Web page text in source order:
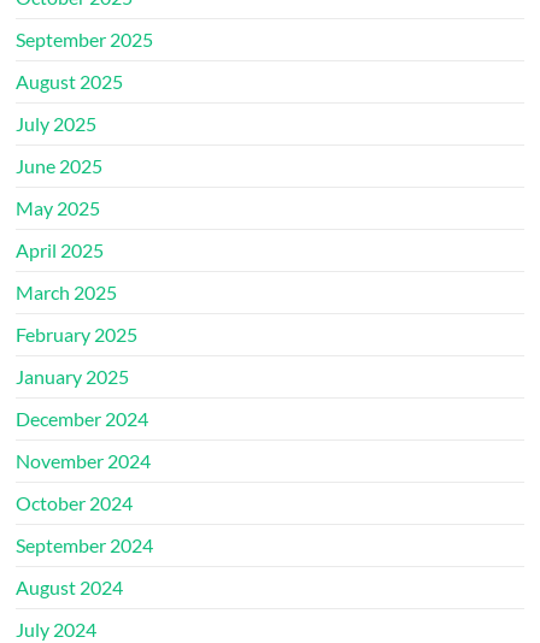
September 2025
August 2025
July 2025
June 2025
May 2025
April 2025
March 2025
February 2025
January 2025
December 2024
November 2024
October 2024
September 2024
August 2024
July 2024